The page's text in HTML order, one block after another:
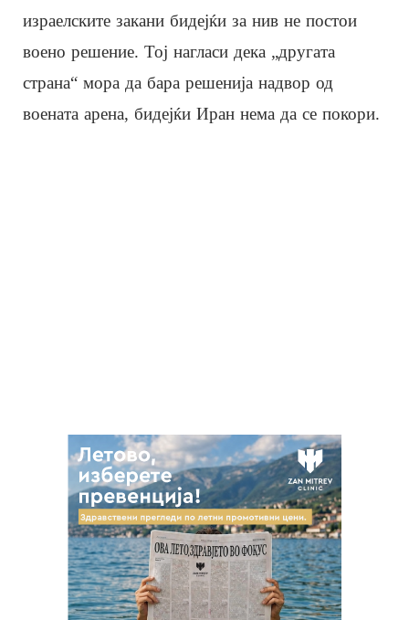
израелските закани бидејќи за нив не постои
воено решение. Тој нагласи дека „другата
страна“ мора да бара решенија надвор од
воената арена, бидејќи Иран нема да се покори.